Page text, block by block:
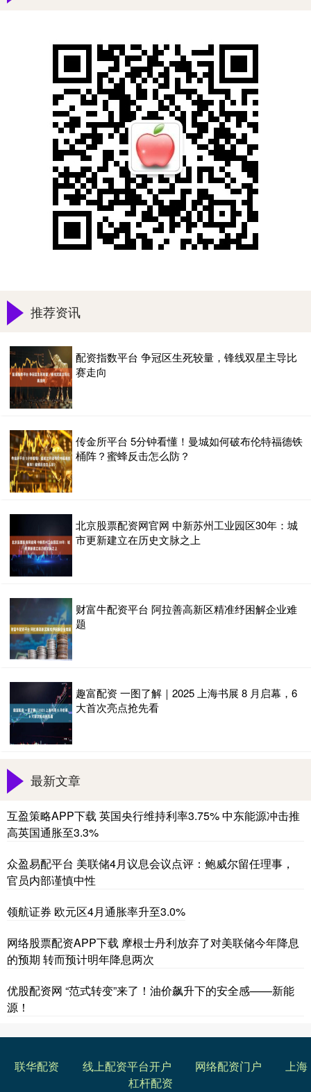
推荐资讯
配资指数平台 争冠区生死较量，锋线双星主导比
赛走向
传金所平台 5分钟看懂！曼城如何破布伦特福德铁
桶阵？蜜蜂反击怎么防？
北京股票配资网官网 中新苏州工业园区30年：城
市更新建立在历史文脉之上
财富牛配资平台 阿拉善高新区精准纾困解企业难
题
趣富配资 一图了解｜2025 上海书展 8 月启幕，6
大首次亮点抢先看
最新文章
互盈策略APP下载 英国央行维持利率3.75% 中东能源冲击推
高英国通胀至3.3%
众盈易配平台 美联储4月议息会议点评：鲍威尔留任理事，
官员内部谨慎中性
领航证券 欧元区4月通胀率升至3.0%
网络股票配资APP下载 摩根士丹利放弃了对美联储今年降息
的预期 转而预计明年降息两次
优股配资网 “范式转变”来了！油价飙升下的安全感——新能
源！
联华配资 线上配资平台开户 网络配资门户
上海
杠杆配资